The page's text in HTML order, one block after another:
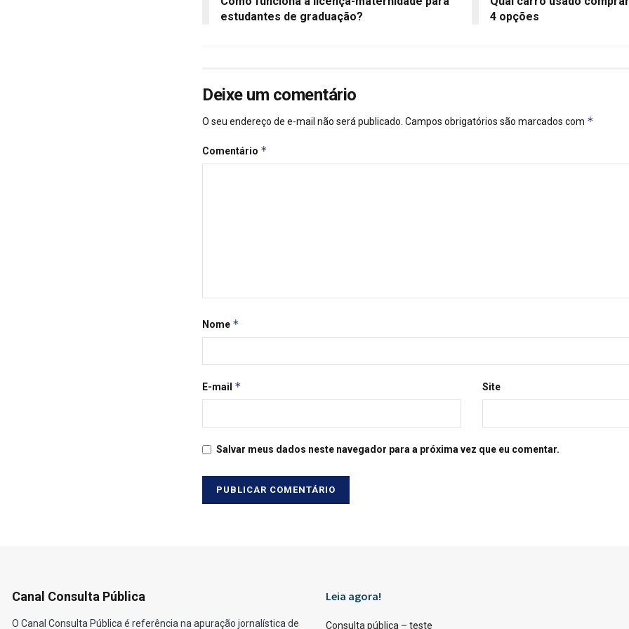
estudantes de graduação?
4 opções
Deixe um comentário
O seu endereço de e-mail não será publicado. Campos obrigatórios são marcados com *
Comentário *
Nome *
E-mail * Site
Salvar meus dados neste navegador para a próxima vez que eu comentar.
Canal Consulta Pública
O Canal Consulta Pública é referência na apuração jornalística de
Leia agora!
Consulta pública – teste